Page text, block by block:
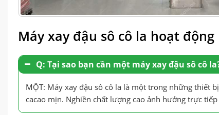
Máy xay đậu sô cô la hoạt
Q: Tại sao bạn cần một máy xay đậu sô cô
MỘT: Máy xay đậu sô cô la là một trong những thiết
cacao mịn. Nghiền chất lượng cao ảnh hưởng trực